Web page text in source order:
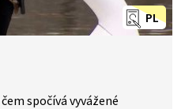
PL
spočívá vyvážené